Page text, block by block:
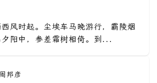
风时起。尘埃车马晚游行，霸陵烟
阳中，参差霜树相倚。到...
邦彦